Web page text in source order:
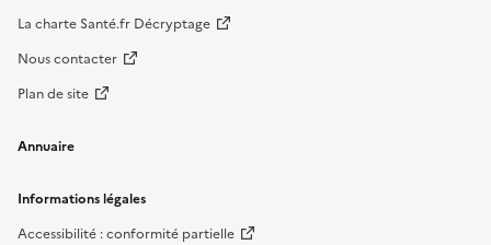
La charte Santé.fr Décryptage
Nous contacter
Plan de site
Annuaire
Informations légales
Accessibilité : conformité partielle